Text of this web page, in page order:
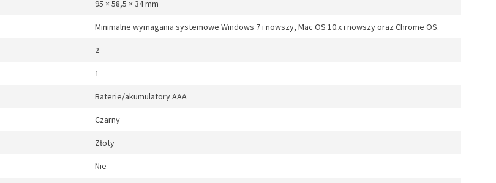
95 × 58,5 × 34 mm
Minimalne wymagania systemowe Windows 7 i nowszy, Mac OS 10.x i nowszy oraz Chrome OS.
2
1
Baterie/akumulatory AAA
Czarny
Złoty
Nie